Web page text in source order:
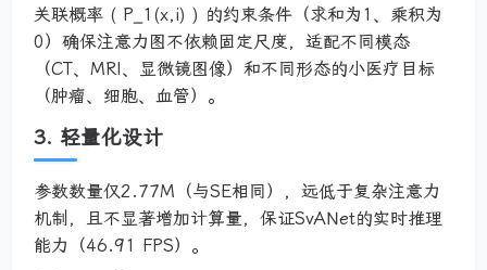
关联概率 ( P_1(x,i) ) 的约束条件（求和为1、乘积为
0）确保注意力图不依赖固定尺度，适配不同模态
（CT、MRI、显微镜图像）和不同形态的小医疗目标
（肿瘤、细胞、血管）。
3. 轻量化设计
参数数量仅2.77M（与SE相同），远低于复杂注意力
机制，且不显著增加计算量，保证SvANet的实时推理
能力（46.91 FPS）。